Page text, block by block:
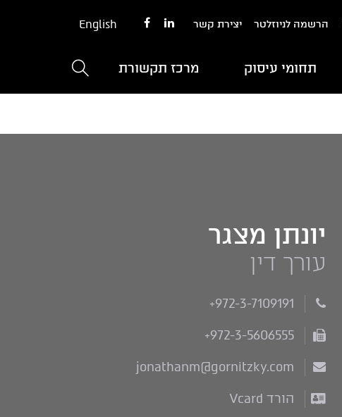
הרשמה לניוזלטר יצירת קשר English
תחומי עיסוק מרכז תקשורת
יונתן מצגר
עורך דין
+972-3-7109191
+972-3-5606555
jonathanm@gornitzky.com
הורד Vcard